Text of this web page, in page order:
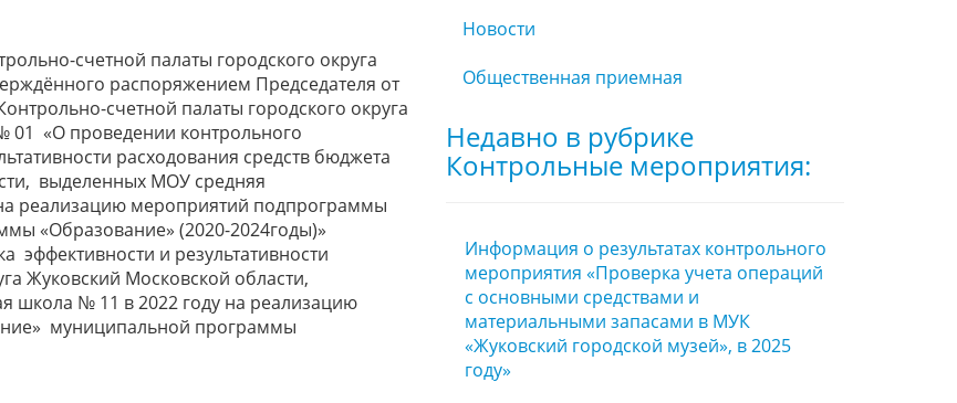
счетной палаты городского округа
распоряжением Председателя от
счетной палаты городского округа
01 «О проведении контрольного
расходования средств бюджета
выделенных МОУ средняя
реализацию мероприятий подпрограммы
«Образование» (2020-2024годы)»
эффективности и результативности
Жуковский Московской области,
школа № 11 в 2022 году на реализацию
муниципальной программы
Новости
Общественная приемная
Недавно в рубрике
Контрольные мероприятия:
Информация о результатах контрольного
мероприятия «Проверка учета операций
с основными средствами и
материальными запасами в МУК
«Жуковский городской музей», в 2025
году»